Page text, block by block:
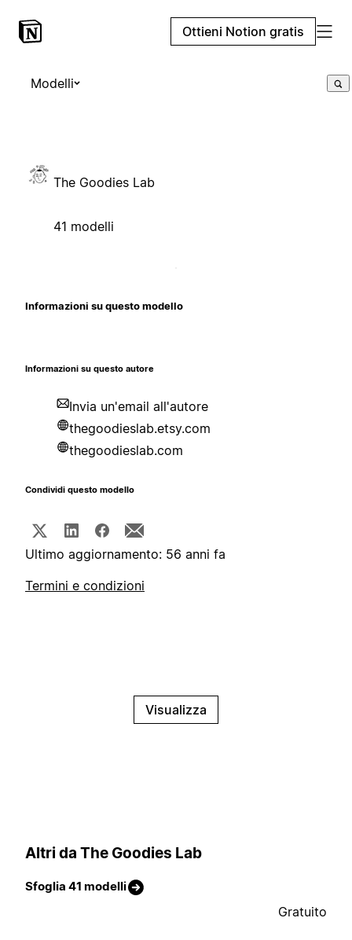
Ottieni Notion gratis
Modelli
The Goodies Lab
41 modelli
Informazioni su questo modello
Informazioni su questo autore
Invia un'email all'autore
thegoodieslab.etsy.com
thegoodieslab.com
Condividi questo modello
Ultimo aggiornamento: 56 anni fa
Termini e condizioni
Visualizza
Altri da The Goodies Lab
Sfoglia 41 modelli
Gratuito